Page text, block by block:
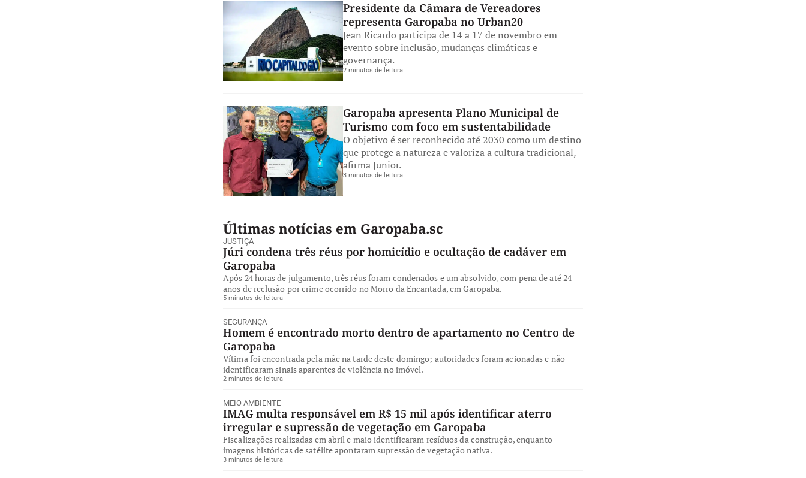
Presidente da Câmara de Vereadores
representa Garopaba no Urban20
Jean Ricardo participa de 14 a 17 de novembro em
evento sobre inclusão, mudanças climáticas e
governança.
2 minutos de leitura
Garopaba apresenta Plano Municipal de
Turismo com foco em sustentabilidade
O objetivo é ser reconhecido até 2030 como um destino
que protege a natureza e valoriza a cultura tradicional,
afirma Junior.
3 minutos de leitura
Últimas notícias em Garopaba.sc
JUSTIÇA
Júri condena três réus por homicídio e ocultação de cadáver em
Garopaba
Após 24 horas de julgamento, três réus foram condenados e um absolvido, com pena de até 24
anos de reclusão por crime ocorrido no Morro da Encantada, em Garopaba.
5 minutos de leitura
SEGURANÇA
Homem é encontrado morto dentro de apartamento no Centro de
Garopaba
Vítima foi encontrada pela mãe na tarde deste domingo; autoridades foram acionadas e não
identificaram sinais aparentes de violência no imóvel.
2 minutos de leitura
MEIO AMBIENTE
IMAG multa responsável em R$ 15 mil após identificar aterro
irregular e supressão de vegetação em Garopaba
Fiscalizações realizadas em abril e maio identificaram resíduos da construção, enquanto
imagens históricas de satélite apontaram supressão de vegetação nativa.
3 minutos de leitura